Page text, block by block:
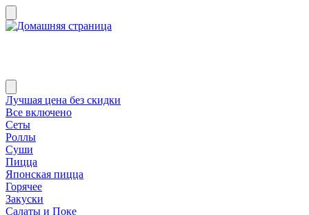
Лучшая цена без скидки
Все включено
Сеты
Роллы
Суши
Пицца
Японская пицца
Горячее
Закуски
Салаты и Поке